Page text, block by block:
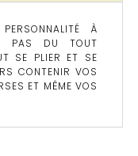
À
PAS DU TOUT
SE PLIER ET SE
CONTENIR VOS
ET MÊME VOS